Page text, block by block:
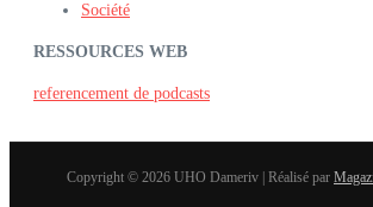
Société
RESSOURCES WEB
referencement de podcasts
Copyright © 2026 UHO Dameriv | Réalisé par